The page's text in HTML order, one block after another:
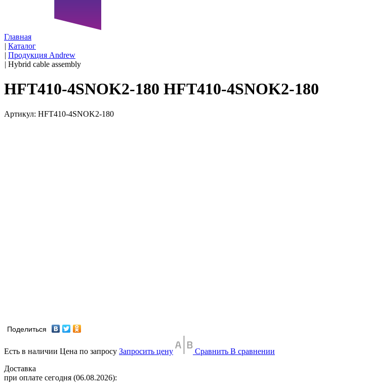
Главная
| Каталог
| Продукция Andrew
| Hybrid cable assembly
HFT410-4SNOK2-180 HFT410-4SNOK2-180
Артикул: HFT410-4SNOK2-180
Поделиться
Есть в наличии Цена по запросу Запросить цену Сравнить В сравнении
Доставка
при оплате сегодня (06.08.2026):